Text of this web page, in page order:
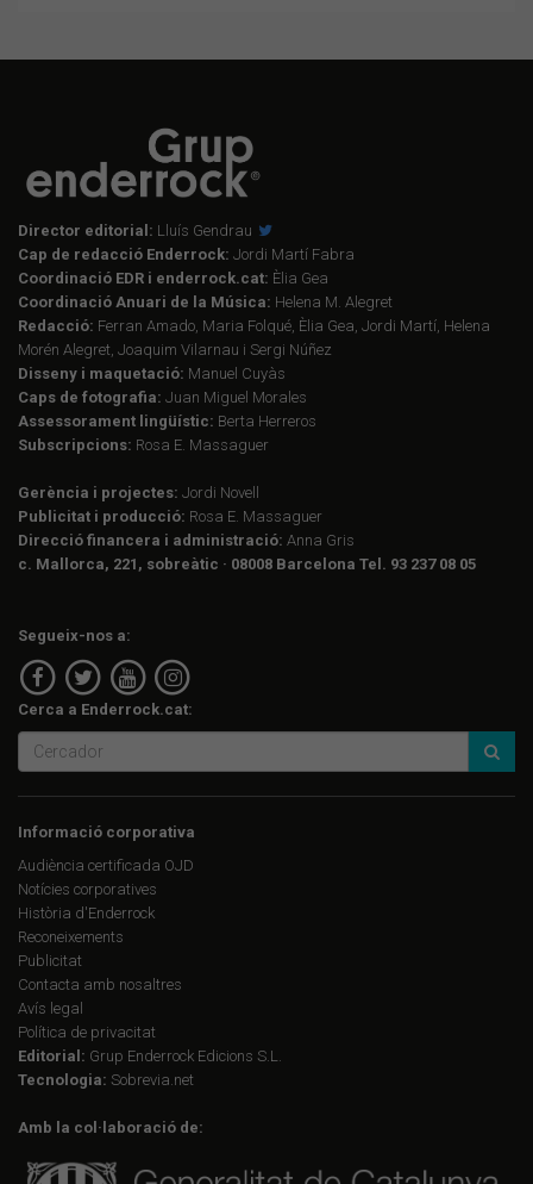
Director editorial: Lluís Gendrau
Cap de redacció Enderrock: Jordi Martí Fabra
Coordinació EDR i enderrock.cat: Èlia Gea
Coordinació Anuari de la Música: Helena M. Alegret
Redacció: Ferran Amado, Maria Folqué, Èlia Gea, Jordi Martí, Helena
Morén Alegret, Joaquim Vilarnau i Sergi Núñez
Disseny i maquetació: Manuel Cuyàs
Caps de fotografia: Juan Miguel Morales
Assessorament lingüístic: Berta Herreros
Subscripcions: Rosa E. Massaguer
Gerència i projectes: Jordi Novell
Publicitat i producció: Rosa E. Massaguer
Direcció financera i administració: Anna Gris
c. Mallorca, 221, sobreàtic · 08008 Barcelona Tel. 93 237 08 05
Segueix-nos a:
Cerca a Enderrock.cat:
Informació corporativa
Audiència certificada OJD
Notícies corporatives
Història d'Enderrock
Reconeixements
Publicitat
Contacta amb nosaltres
Avís legal
Política de privacitat
Editorial: Grup Enderrock Edicions S.L.
Tecnologia: Sobrevia.net
Amb la col·laboració de: